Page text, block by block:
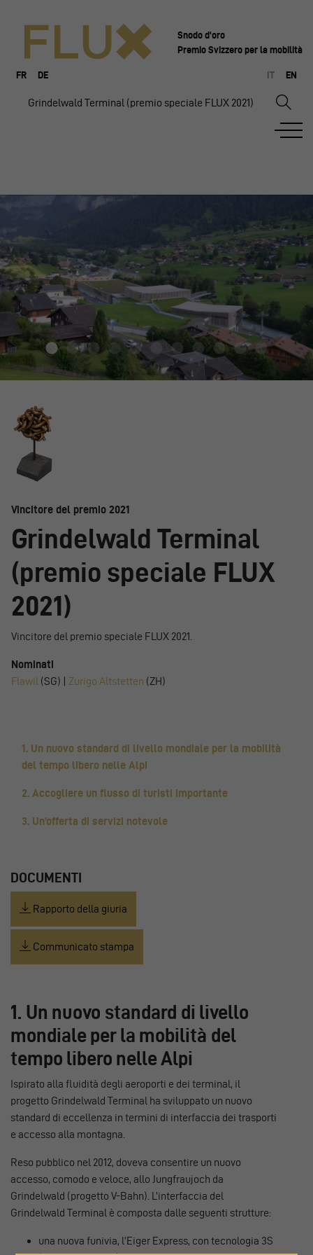
Snodo d'oro
Premio Svizzero per la mobilità
FR DE IT EN
Grindelwald Terminal (premio speciale FLUX 2021)
Vincitore del premio 2021
Grindelwald Terminal
(premio speciale FLUX
2021)
Vincitore del premio speciale FLUX 2021.
Nominati
Flawil (SG) | Zurigo Altstetten (ZH)
1. Un nuovo standard di livello mondiale per la mobilità
del tempo libero nelle Alpi
2. Accogliere un flusso di turisti importante
3. Un’offerta di servizi notevole
DOCUMENTI
Rapporto della giuria
Communicato stampa
1. Un nuovo standard di livello
mondiale per la mobilità del
tempo libero nelle Alpi
Ispirato alla fluidità degli aeroporti e dei terminal, il
progetto Grindelwald Terminal ha sviluppato un nuovo
standard di eccellenza in termini di interfaccia dei trasporti
e accesso alla montagna.
Reso pubblico nel 2012, doveva consentire un nuovo
accesso, comodo e veloce, allo Jungfraujoch da
Grindelwald (progetto V-Bahn). L’interfaccia del
Grindelwald Terminal è composta dalle seguenti strutture:
una nuova funivia, l’Eiger Express, con tecnologia 3S